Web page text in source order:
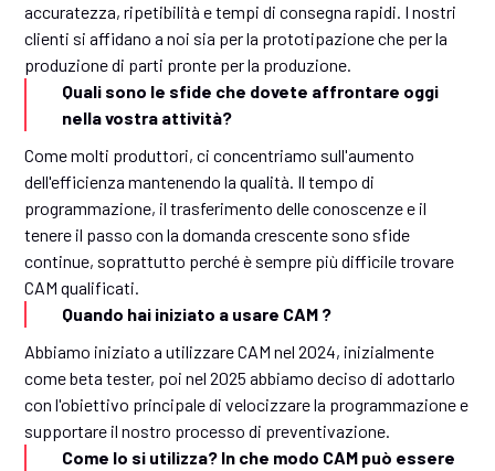
accuratezza, ripetibilità e tempi di consegna rapidi. I nostri
clienti si affidano a noi sia per la prototipazione che per la
produzione di parti pronte per la produzione.
Quali sono le sfide che dovete affrontare oggi
nella vostra attività?
Come molti produttori, ci concentriamo sull'aumento
dell'efficienza mantenendo la qualità. Il tempo di
programmazione, il trasferimento delle conoscenze e il
tenere il passo con la domanda crescente sono sfide
continue, soprattutto perché è sempre più difficile trovare
CAM qualificati.
Quando hai iniziato a usare CAM ?
Abbiamo iniziato a utilizzare CAM nel 2024, inizialmente
come beta tester, poi nel 2025 abbiamo deciso di adottarlo
con l'obiettivo principale di velocizzare la programmazione e
supportare il nostro processo di preventivazione.
Come lo si utilizza? In che modo CAM può essere